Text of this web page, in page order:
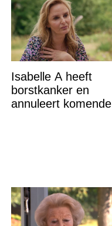
Isabelle A heeft
borstkanker en
annuleert komende